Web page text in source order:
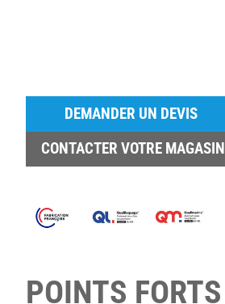
DEMANDER UN DEVIS
CONTACTER VOTRE MAGASIN
POINTS FORTS